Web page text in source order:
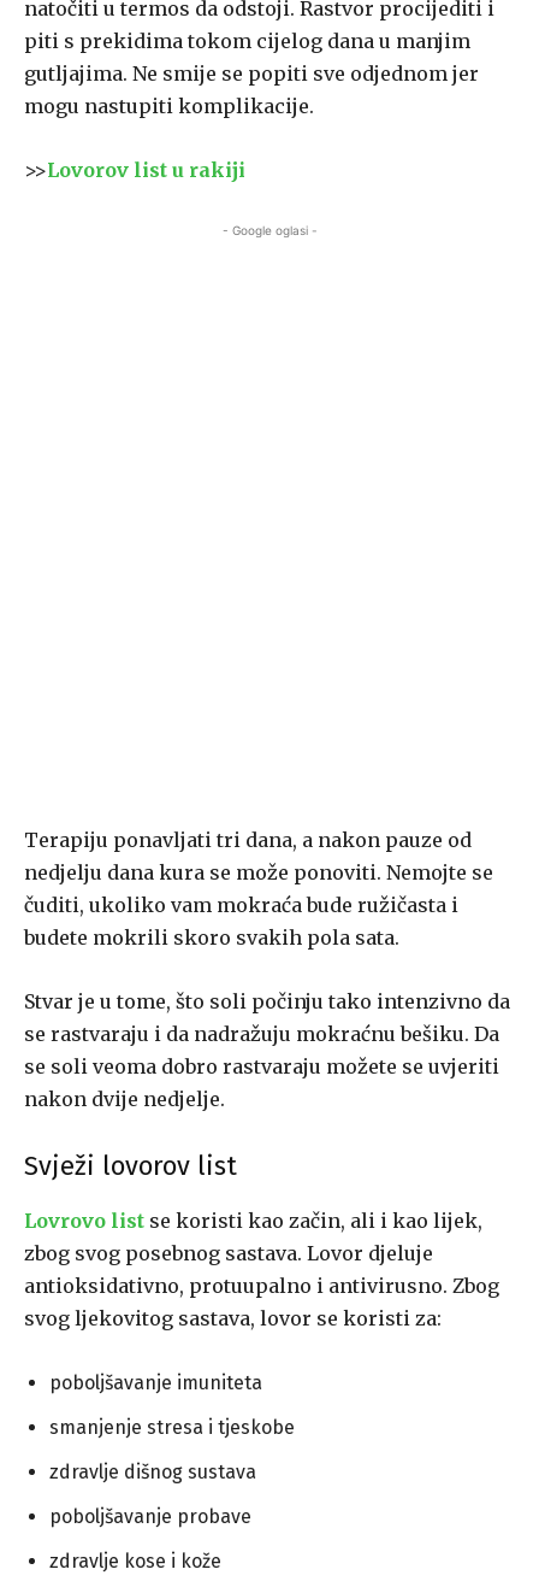
natočiti u termos da odstoji. Rastvor procijediti i
piti s prekidima tokom cijelog dana u manjim
gutljajima. Ne smije se popiti sve odjednom jer
mogu nastupiti komplikacije.
>>Lovorov list u rakiji
- Google oglasi -
Terapiju ponavljati tri dana, a nakon pauze od
nedjelju dana kura se može ponoviti. Nemojte se
čuditi, ukoliko vam mokraća bude ružičasta i
budete mokrili skoro svakih pola sata.
Stvar je u tome, što soli počinju tako intenzivno da
se rastvaraju i da nadražuju mokraćnu bešiku. Da
se soli veoma dobro rastvaraju možete se uvjeriti
nakon dvije nedjelje.
Svježi lovorov list
Lovrovo list se koristi kao začin, ali i kao lijek,
zbog svog posebnog sastava. Lovor djeluje
antioksidativno, protuupalno i antivirusno. Zbog
svog ljekovitog sastava, lovor se koristi za:
poboljšavanje imuniteta
smanjenje stresa i tjeskobe
zdravlje dišnog sustava
poboljšavanje probave
zdravlje kose i kože